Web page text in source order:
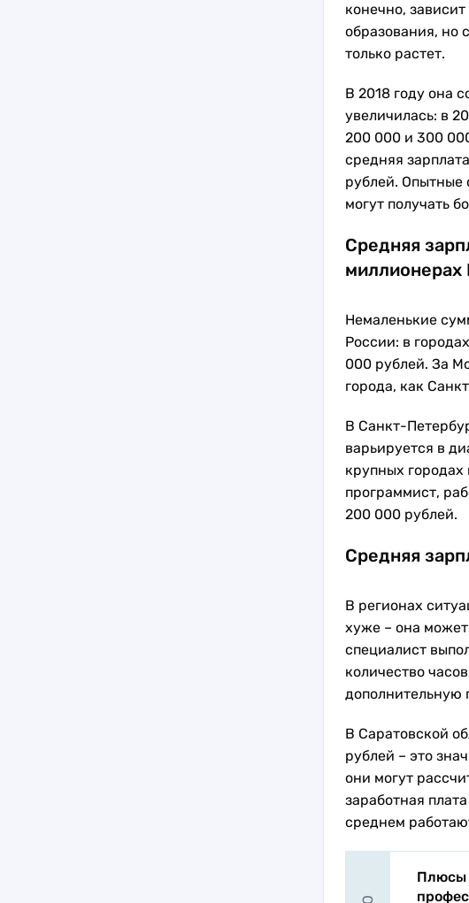
конечно,
образования, но
только растет.
В 2018 году она
увеличилась: в
200 000 и 300
средняя
рублей. Опытные
могут получать
Средняя
миллионерах
Немаленькие
России: в
000 рублей. За
города, как
В Санкт-
варьируется в
крупных
программист,
200 000 рублей.
Средняя
В регионах
хуже – она
специалист
количество
дополнительную
В Саратовской
рублей – это
они могут
заработная
среднем
Плюсы